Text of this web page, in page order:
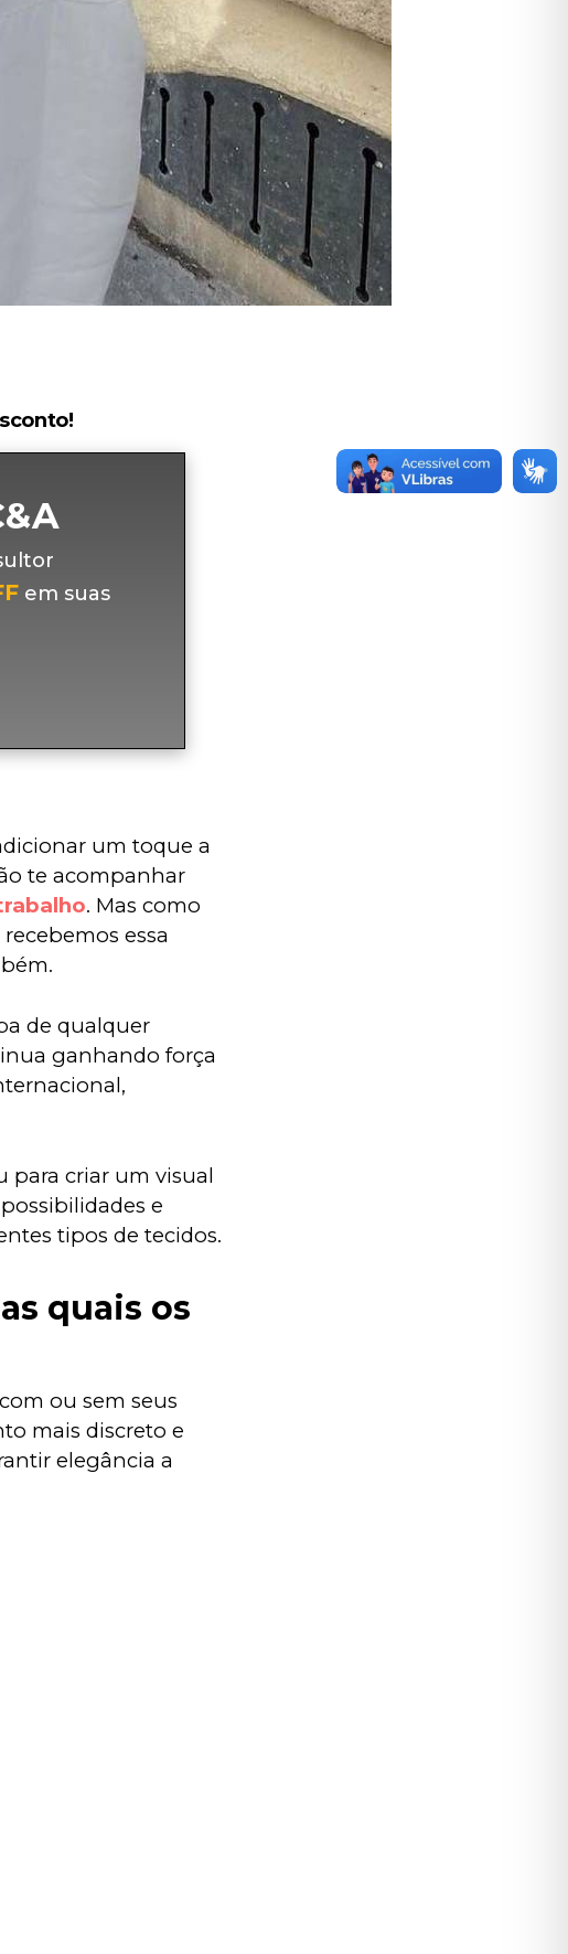
em suas
um toque a
te acompanhar
. Mas como
essa
de qualquer
ganhando força
para criar um visual
e
tipos de tecidos.
quais os
com ou sem seus
mais discreto e
elegância a